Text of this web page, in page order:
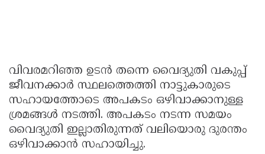
വിവരമറിഞ്ഞ ഉടൻ തന്നെ വൈദ്യുതി വകുപ്പ്
ജീവനക്കാർ സ്ഥലത്തെത്തി നാട്ടുകാരുടെ
സഹായത്തോടെ അപകടം ഒഴിവാക്കാനുള്ള
ശ്രമങ്ങൾ നടത്തി. അപകടം നടന്ന സമയം
വൈദ്യുതി ഇല്ലാതിരുന്നത് വലിയൊരു ദുരന്തം
ഒഴിവാക്കാൻ സഹായിച്ചു.